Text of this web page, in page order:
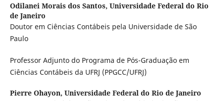
Odilanei Morais dos Santos, Universidade Federal do Rio
de Janeiro
Doutor em Ciências Contábeis pela Universidade de São
Paulo
Professor Adjunto do Programa de Pós-Graduação em
Ciências Contábeis da UFRJ (PPGCC/UFRJ)
Pierre Ohayon, Universidade Federal do Rio de Janeiro